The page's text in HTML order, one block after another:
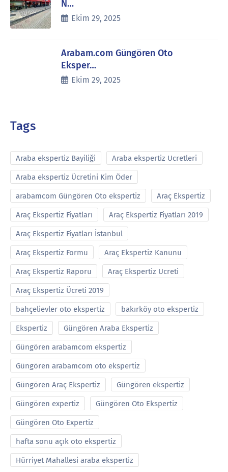
N…
Ekim 29, 2025
Arabam.com Güngören Oto
Eksper…
Ekim 29, 2025
Tags
Araba ekspertiz Bayiliği Araba ekspertiz Ucretleri
Araba ekspertiz Ücretini Kim Öder
arabamcom Güngören Oto ekspertiz Araç Ekspertiz
Araç Ekspertiz Fiyatları Araç Ekspertiz Fiyatları 2019
Araç Ekspertiz Fiyatları İstanbul
Araç Ekspertiz Formu Araç Ekspertiz Kanunu
Araç Ekspertiz Raporu Araç Ekspertiz Ucreti
Araç Ekspertiz Ücreti 2019
bahçelievler oto ekspertiz bakırköy oto ekspertiz
Ekspertiz Güngören Araba Ekspertiz
Güngören arabamcom ekspertiz
Güngören arabamcom oto ekspertiz
Güngören Araç Ekspertiz Güngören ekspertiz
Güngören expertiz Güngören Oto Ekspertiz
Güngören Oto Expertiz
hafta sonu açık oto ekspertiz
Hürriyet Mahallesi araba ekspertiz